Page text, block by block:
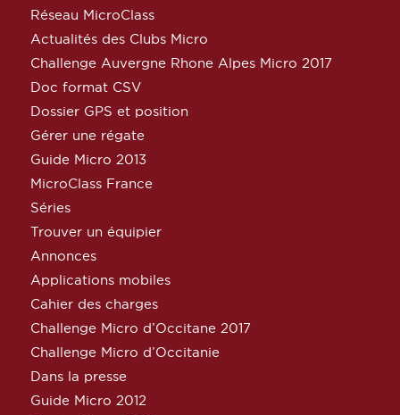
Réseau MicroClass
Actualités des Clubs Micro
Challenge Auvergne Rhone Alpes Micro 2017
Doc format CSV
Dossier GPS et position
Gérer une régate
Guide Micro 2013
MicroClass France
Séries
Trouver un équipier
Annonces
Applications mobiles
Cahier des charges
Challenge Micro d’Occitane 2017
Challenge Micro d’Occitanie
Dans la presse
Guide Micro 2012